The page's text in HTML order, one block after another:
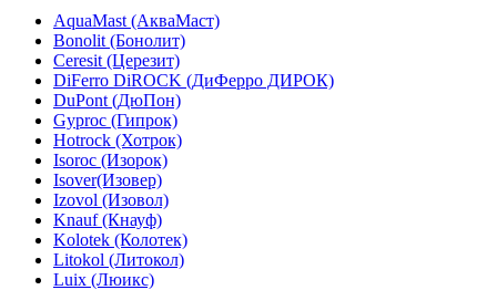
AquaMast (АкваМаст)
Bonolit (Бонолит)
Ceresit (Церезит)
DiFerro DiROCK (ДиФерро ДИРОК)
DuPont (ДюПон)
Gyproc (Гипрок)
Hotrock (Хотрок)
Isoroc (Изорок)
Isover(Изовер)
Izovol (Изовол)
Knauf (Кнауф)
Kolotek (Колотек)
Litokol (Литокол)
Luix (Люикс)